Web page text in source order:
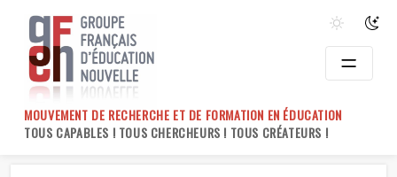
content
MOUVEMENT DE RECHERCHE ET DE FORMATION EN ÉDUCATION
TOUS CAPABLES ! TOUS CHERCHEURS ! TOUS CRÉATEURS !